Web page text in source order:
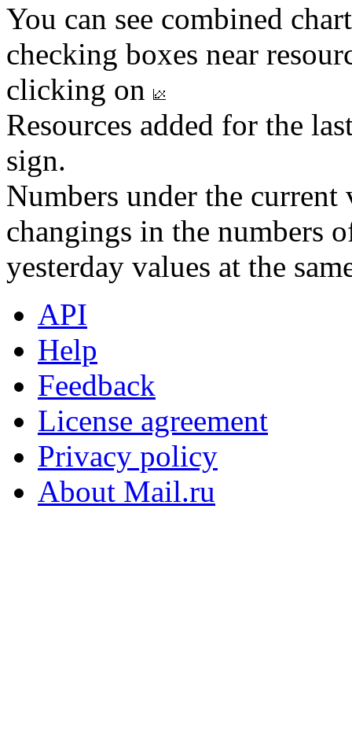
You can see combined
checking boxes near
clicking on
Resources added for the
sign.
Numbers under the
changings in the numbers
yesterday values at the
API
Help
Feedback
License agreement
Privacy policy
About Mail.ru